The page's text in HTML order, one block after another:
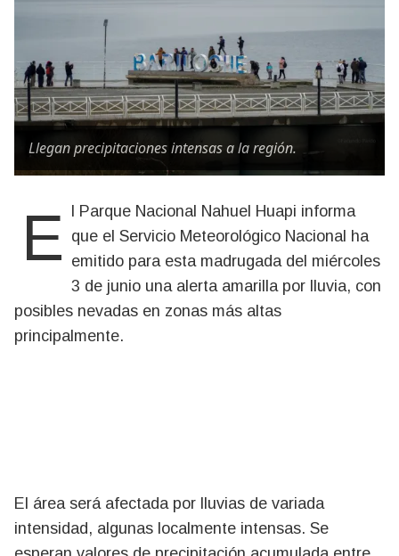
Llegan precipitaciones intensas a la región.
El Parque Nacional Nahuel Huapi informa que el Servicio Meteorológico Nacional ha
emitido para esta madrugada del miércoles
3 de junio una alerta amarilla por lluvia, con
posibles nevadas en zonas más altas
principalmente.
El área será afectada por lluvias de variada
intensidad, algunas localmente intensas. Se